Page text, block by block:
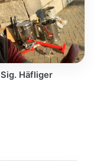
Sig. Häfliger